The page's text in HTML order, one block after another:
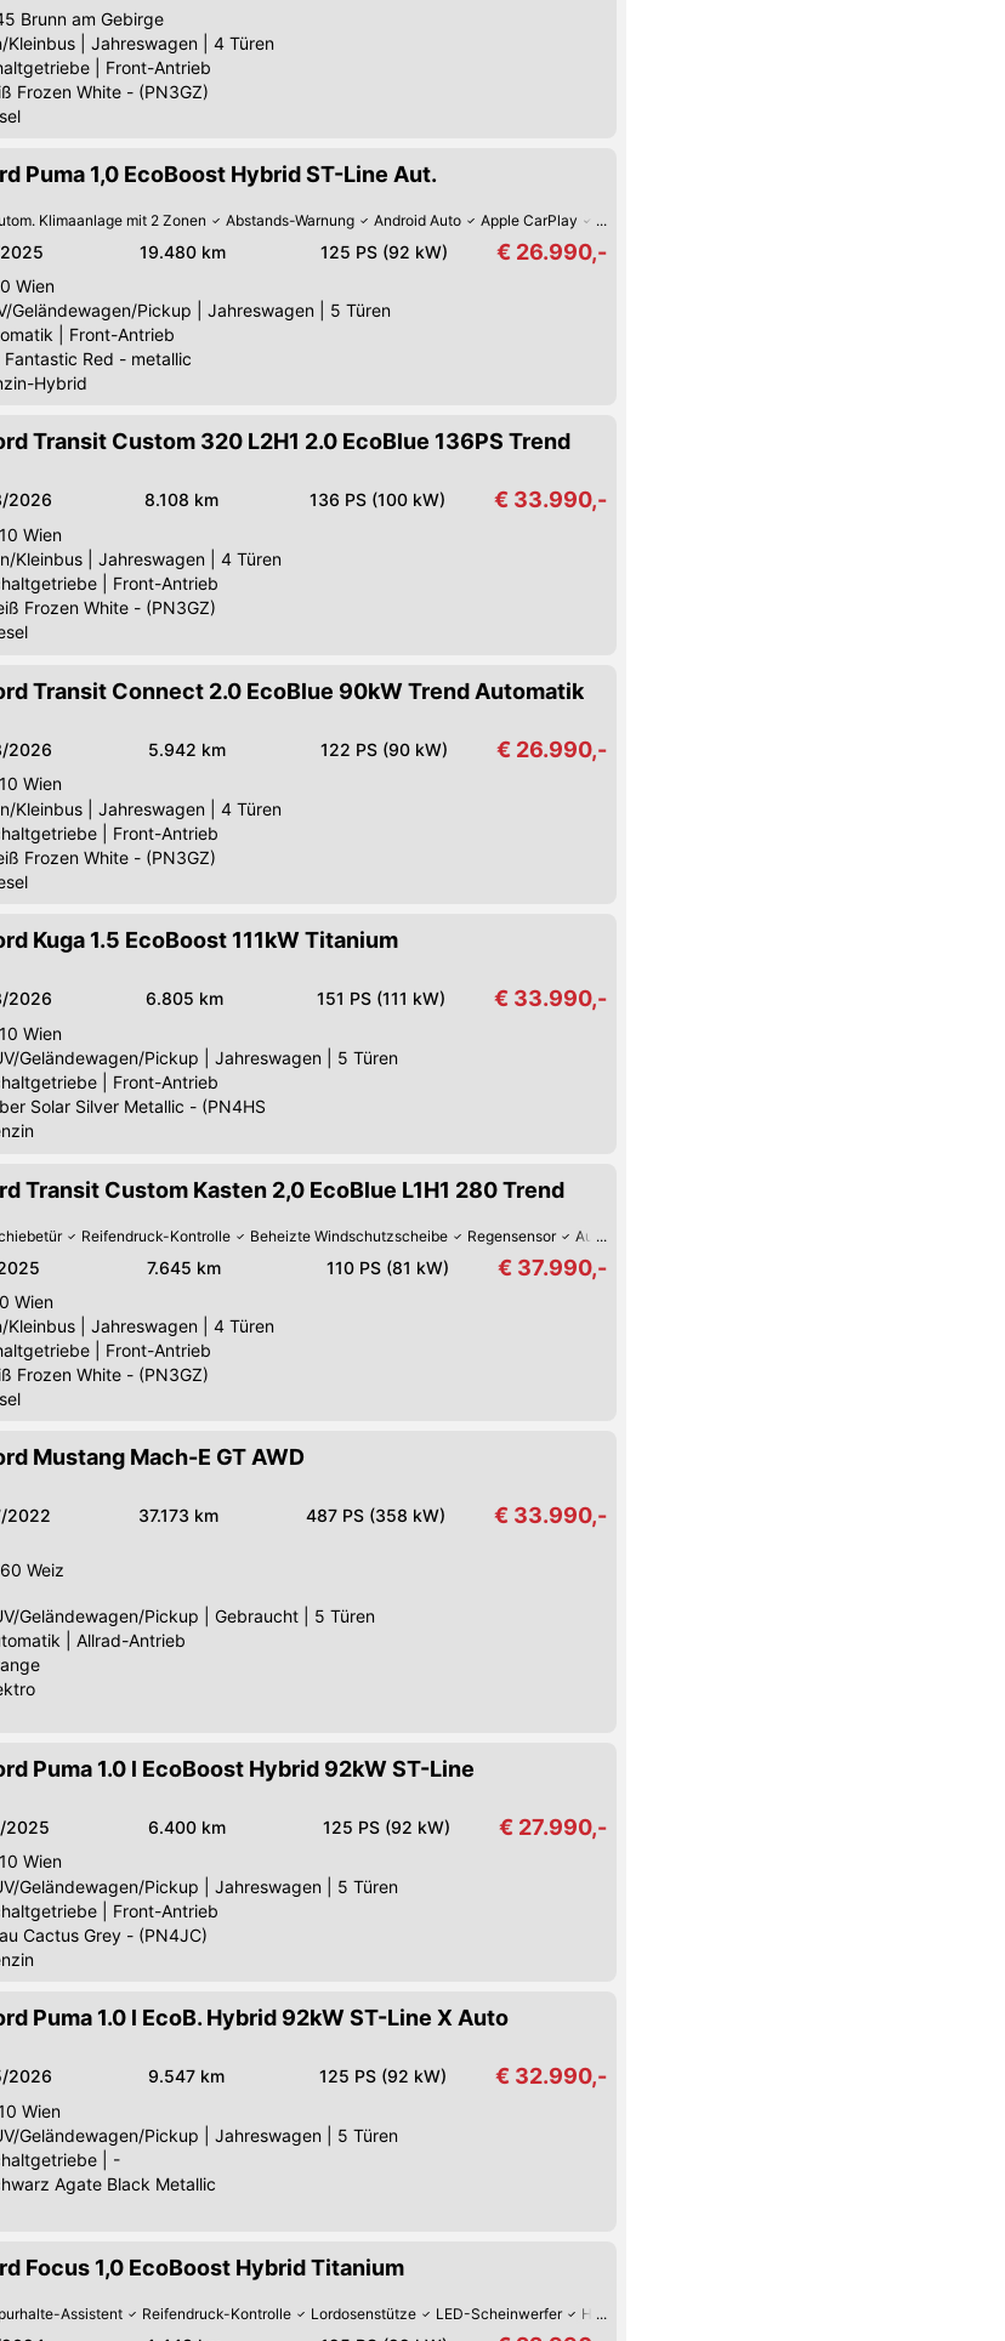
Brunn am Gebirge
Kleinbus
Jahreswagen
4 Türen
Front-Antrieb
Frozen White - (PN3GZ)
Puma 1,0 EcoBoost Hybrid ST-Line Aut.
Klimaanlage mit 2 Zonen Abstands-Warnung Android Auto Apple CarPlay Verkehrszeichen-Erkennung
19.480 km 125 PS (92 kW) € 26.990,-
Wien
Geländewagen/Pickup
Jahreswagen
5 Türen
Front-Antrieb
Fantastic Red - metallic
Hybrid
Transit Custom 320 L2H1 2.0 EcoBlue 136PS Trend
2026 8.108 km 136 PS (100 kW) € 33.990,-
Wien
Kleinbus
Jahreswagen
4 Türen
Front-Antrieb
Frozen White - (PN3GZ)
Transit Connect 2.0 EcoBlue 90kW Trend Automatik
2026 5.942 km 122 PS (90 kW) € 26.990,-
Wien
Kleinbus
Jahreswagen
4 Türen
Front-Antrieb
Frozen White - (PN3GZ)
Kuga 1.5 EcoBoost 111kW Titanium
2026 6.805 km 151 PS (111 kW) € 33.990,-
Wien
Geländewagen/Pickup
Jahreswagen
5 Türen
Front-Antrieb
Solar Silver Metallic - (PN4HS
Transit Custom Kasten 2,0 EcoBlue L1H1 280 Trend
Reifendruck-Kontrolle Beheizte Windschutzscheibe Regensensor Autom. Klimaanlage
7.645 km 110 PS (81 kW) € 37.990,-
Wien
Kleinbus
Jahreswagen
4 Türen
Front-Antrieb
Frozen White - (PN3GZ)
Mustang Mach-E GT AWD
2022 37.173 km 487 PS (358 kW) € 33.990,-
Weiz
Geländewagen/Pickup Gebraucht
5 Türen
Allrad-Antrieb
Puma 1.0 l EcoBoost Hybrid 92kW ST-Line
2025 6.400 km 125 PS (92 kW) € 27.990,-
Wien
Geländewagen/Pickup
Jahreswagen
5 Türen
Front-Antrieb
Cactus Grey - (PN4JC)
Puma 1.0 l EcoB. Hybrid 92kW ST-Line X Auto
2026 9.547 km 125 PS (92 kW) € 32.990,-
Wien
Geländewagen/Pickup
Jahreswagen
5 Türen
-
Agate Black Metallic
Focus 1,0 EcoBoost Hybrid Titanium
Assistent Reifendruck-Kontrolle Lordosenstütze LED-Scheinwerfer Hill Holder / Berg-Anfahrhilfe